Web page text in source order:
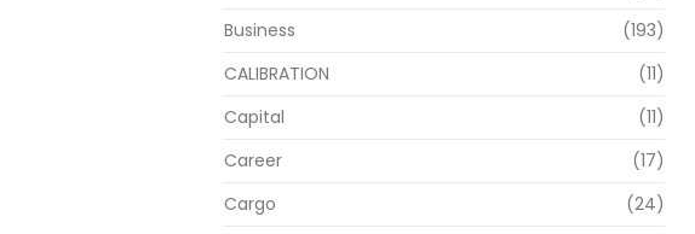
Business
(193)
CALIBRATION
(11)
Capital
(11)
Career
(17)
Cargo
(24)